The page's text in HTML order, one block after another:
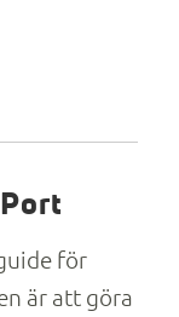
för
är att göra